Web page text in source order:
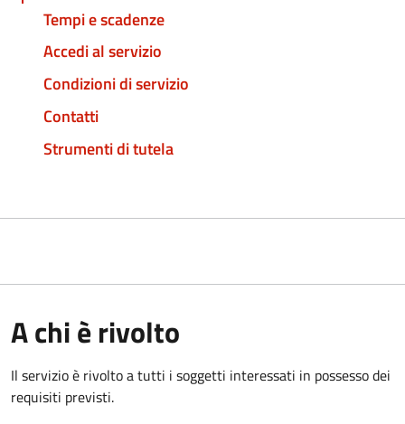
Tempi e scadenze
Accedi al servizio
Condizioni di servizio
Contatti
Strumenti di tutela
A chi è rivolto
Il servizio è rivolto a tutti i soggetti interessati in possesso dei
requisiti previsti.